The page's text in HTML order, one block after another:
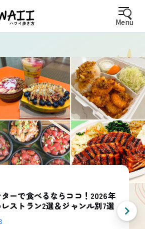
Menu
ーで食べるならココ！2026年
ストラン2選＆ジャンル別7選